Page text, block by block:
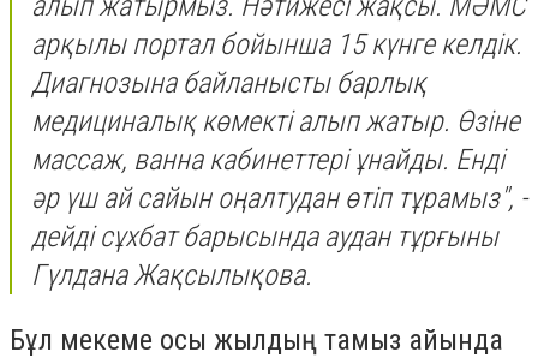
арқылы портал бойынша 15 күнге келдік.
Диагнозына байланысты барлық
медициналық көмекті алып жатыр. Өзіне
массаж, ванна кабинеттері ұнайды. Енді
әр үш ай сайын оңалтудан өтіп тұрамыз", -
дейді сұхбат барысында аудан тұрғыны
Гүлдана Жақсылықова.
Бұл мекеме осы жылдың тамыз айында